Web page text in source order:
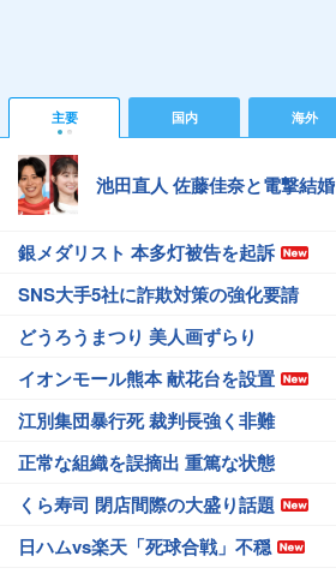
主要 国内 海外
池田直人 佐藤佳奈と電撃結婚
銀メダリスト 本多灯被告を起訴
SNS大手5社に詐欺対策の強化要請
どうろうまつり 美人画ずらり
イオンモール熊本 献花台を設置
江別集団暴行死 裁判長強く非難
正常な組織を誤摘出 重篤な状態
くら寿司 閉店間際の大盛り話題
日ハムvs楽天「死球合戦」不穏